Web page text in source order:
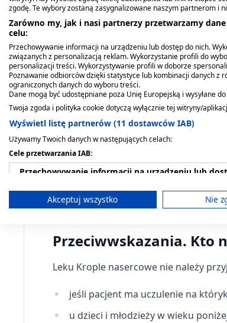
Lek Krople nasercowe przyjmować
Jak długo przyjmować lek KROPLE
O długości stosowania leku KROPLE
Zażycie zbyt dużej dawki
Przyjęcie większej niż zalecana dawki
kozłka produkt, zwłaszcza przyjęty w
pojazdów mechanicznych i obsługi
zwrócić się do lekarza lub farmaceuty.
Pominięcie przyjęcia leku Krople
dawki leku.
Przeciwwskazania. Kto
Leku Krople nasercowe nie należy
jeśli pacjent ma uczulenie na
u dzieci i młodzieży w wieku
zgodę. Te wybory zostaną zasygnalizowane naszym partnerom i
Zarówno my, jak i nasi partnerzy przetwarzamy
celu:
Przechowywanie informacji na urządzeniu lub dostęp do nich.
związanych z personalizacją reklam. Wykorzystanie profili do
personalizacji treści. Wykorzystywanie profili w doborze
Poznawanie odbiorców dzięki statystyce lub kombinacji danych z
ograniczonych danych do wyboru treści.
Dane mogą być udostępniane poza Unię Europejską i wysyłane do
Twoja zgoda i polityka cookie dotyczą wyłącznie tej witryny/
Wyświetl listę partnerów (11 dostawców IAB)
Używamy Twoich danych w następujących celach:
Cele przetwarzania IAB:
Przechowywanie informacji na urządzeniu lub
Wykorzystywanie ograniczonych danych do
Wykorzystanie profili do wyboru
Tworzenie profili w celu personalizacji treści
Wykorzystywanie profili w celu doboru
Pomiar efektywności reklam
Akceptuj wszystko Nie